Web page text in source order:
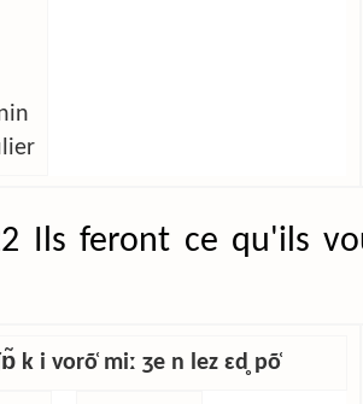
Ils feront ce qu'ils
k i vorõ̜ miː ʒe n lez ɛd̥ põ̜